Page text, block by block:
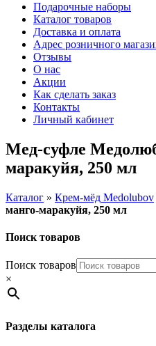
Подарочные наборы
Каталог товаров
Доставка и оплата
Адрес розничного
Отзывы
О нас
Акции
Как сделать заказ
Контакты
Личный кабинет
Мед-суфле
маракуйя, 250 мл
Каталог » Крем-мёд Medolubov
манго-маракуйя, 250 мл
Поиск товаров
Поиск товаров
×
Разделы каталога